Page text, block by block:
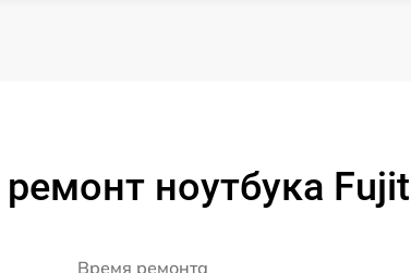
ноутбука
Время ремонта